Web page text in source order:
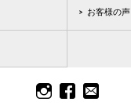
お客様の声